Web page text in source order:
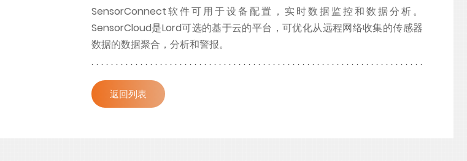
SensorConnect软件可用于设备配置，实时数据监控和数据分析。
SensorCloud是Lord可选的基于云的平台，可优化从远程网络收集的传感器
数据的数据聚合，分析和警报。
返回列表